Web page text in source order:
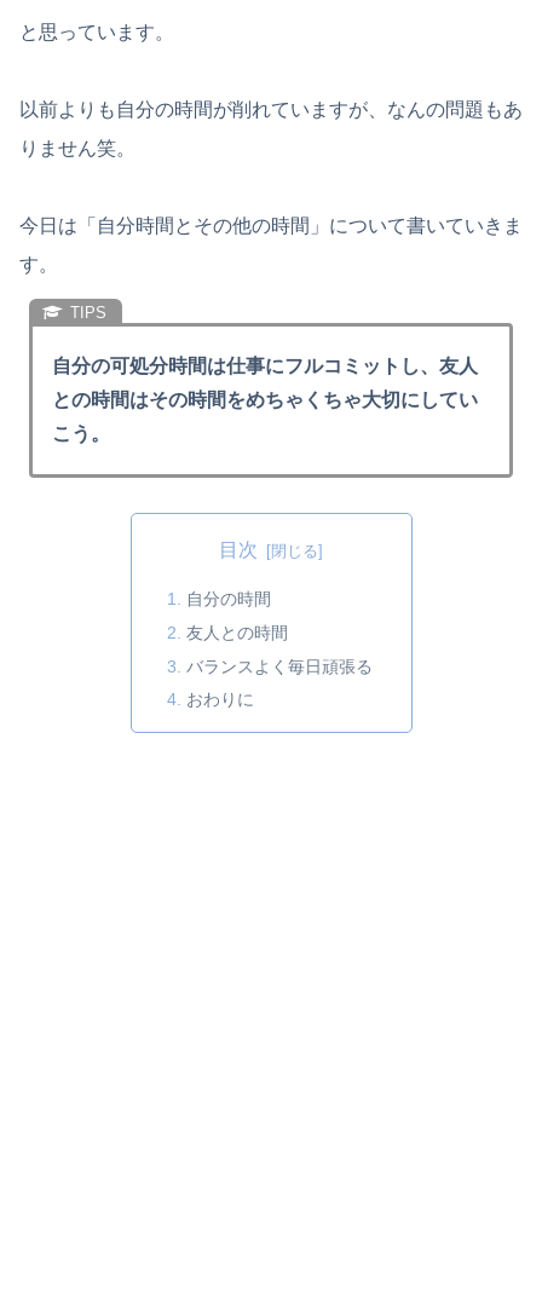
と思っています。
以前よりも自分の時間が削れていますが、なんの問題もあ
りません笑。
今日は「自分時間とその他の時間」について書いていきま
す。
自分の可処分時間は仕事にフルコミットし、友人
との時間はその時間をめちゃくちゃ大切にしてい
こう。
目次
自分の時間
友人との時間
バランスよく毎日頑張る
おわりに